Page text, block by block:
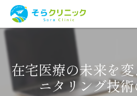
在宅医療の未来を
ニタリング技